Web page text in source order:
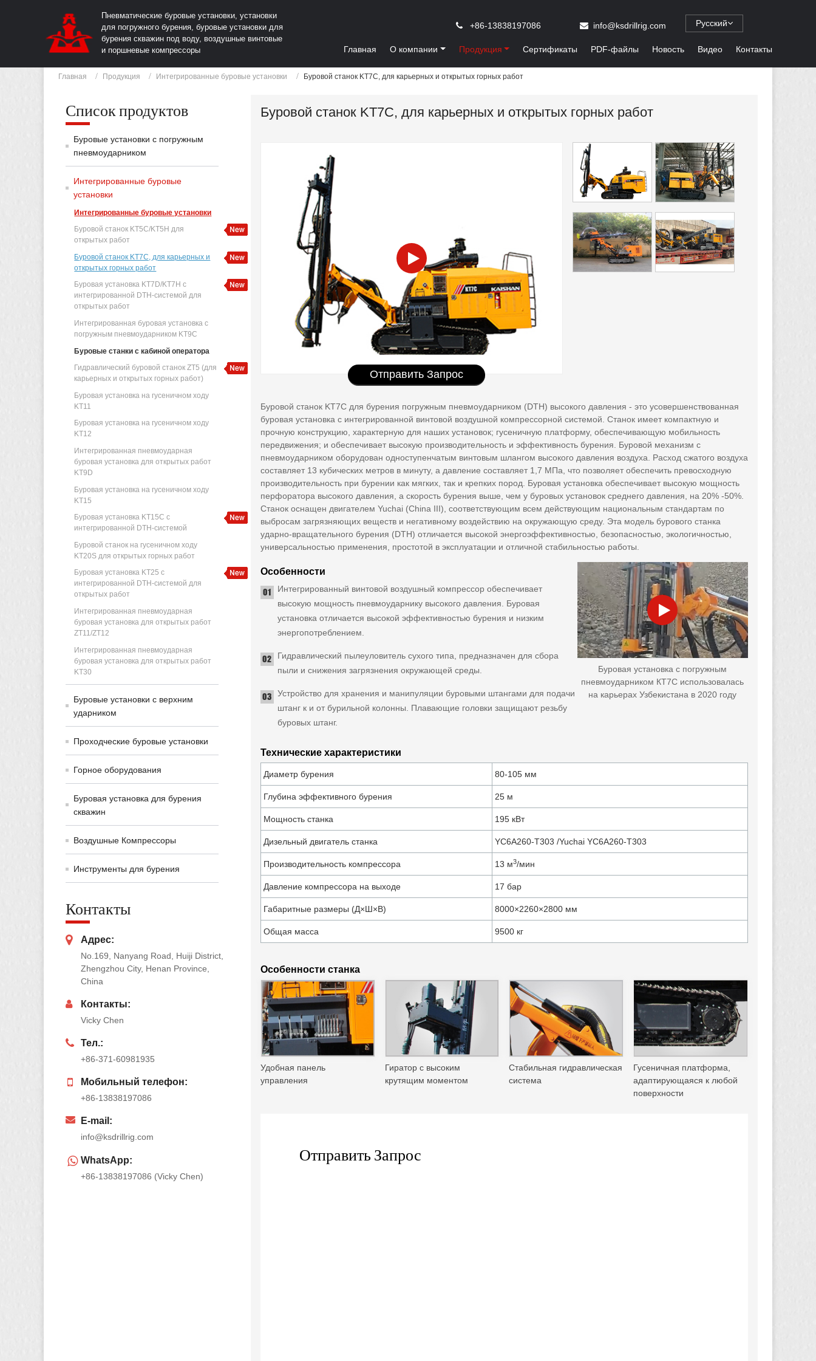
Пневматические буровые установки, установки
для погружного бурения, буровые установки для
бурения скважин под воду, воздушные винтовые
и поршневые компрессоры
Русский
+86-13838197086 info@ksdrillrig.com
Главная О компании Продукция Сертификаты PDF-файлы Новость Видео Контакты
Главная Продукция Интегрированные буровые установки Буровой станок KT7C, для карьерных и открытых горных работ
Буровой станок KT7C, для карьерных и открытых горных работ
Отправить Запрос
Буровой станок KT7C для бурения погружным пневмоударником (DTH) высокого давления - это усовершенствованная
буровая установка с интегрированной винтовой воздушной компрессорной системой. Станок имеет компактную и
прочную конструкцию, характерную для наших установок; гусеничную платформу, обеспечивающую мобильность
передвижения; и обеспечивает высокую производительность и эффективность бурения. Буровой механизм с
пневмоударником оборудован одноступенчатым винтовым шлангом высокого давления воздуха. Расход сжатого воздуха
составляет 13 кубических метров в минуту, а давление составляет 1,7 МПа, что позволяет обеспечить превосходную
производительность при бурении как мягких, так и крепких пород. Буровая установка обеспечивает высокую мощность
перфоратора высокого давления, а скорость бурения выше, чем у буровых установок среднего давления, на 20% -50%.
Станок оснащен двигателем Yuchai (China III), соответствующим всем действующим национальным стандартам по
выбросам загрязняющих веществ и негативному воздействию на окружающую среду. Эта модель бурового станка
ударно-вращательного бурения (DTH) отличается высокой энергоэффективностью, безопасностью, экологичностью,
универсальностью применения, простотой в эксплуатации и отличной стабильностью работы.
Буровая установка с погружным
пневмоударником КТ7С использовалась
на карьерах Узбекистана в 2020 году
Особенности
Интегрированный винтовой воздушный компрессор обеспечивает
высокую мощность пневмоударнику высокого давления. Буровая
установка отличается высокой эффективностью бурения и низким
энергопотреблением.
Гидравлический пылеуловитель сухого типа, предназначен для сбора
пыли и снижения загрязнения окружающей среды.
Устройство для хранения и манипуляции буровыми штангами для подачи
штанг к и от бурильной колонны. Плавающие головки защищают резьбу
буровых штанг.
Технические характеристики
Диаметр бурения 80-105 мм
Глубина эффективного бурения 25 м
Мощность станка 195 кВт
Дизельный двигатель станка YC6A260-T303 /Yuchai YC6A260-T303
Производительность компрессора 13 м3/мин
Давление компрессора на выходе 17 бар
Габаритные размеры (Д×Ш×В) 8000×2260×2800 мм
Общая масса 9500 кг
Особенности станка
Удобная панель
управления
Гиратор с высоким
крутящим моментом
Стабильная гидравлическая
система
Гусеничная платформа,
адаптирующаяся к любой
поверхности
Отправить Запрос
Список продуктов
Буровые установки с погружным
пневмоударником
Интегрированные буровые
установки
Интегрированные буровые установки
Буровой станок KT5C/KT5H для
открытых работ
Буровой станок KT7C, для карьерных и
открытых горных работ
Буровая установка KT7D/KT7H с
интегрированной DTH-системой для
открытых работ
Интегрированная буровая установка с
погружным пневмоударником KT9C
Буровые станки с кабиной оператора
Гидравлический буровой станок ZT5 (для
карьерных и открытых горных работ)
Буровая установка на гусеничном ходу
KT11
Буровая установка на гусеничном ходу
KT12
Интегрированная пневмоударная
буровая установка для открытых работ
KT9D
Буровая установка на гусеничном ходу
KT15
Буровая установка KT15C с
интегрированной DTH-системой
Буровой станок на гусеничном ходу
KT20S для открытых горных работ
Буровая установка KT25 с
интегрированной DTH-системой для
открытых работ
Интегрированная пневмоударная
буровая установка для открытых работ
ZT11/ZT12
Интегрированная пневмоударная
буровая установка для открытых работ
KT30
Буровые установки с верхним
ударником
Проходческие буровые установки
Горное оборудования
Буровая установка для бурения
скважин
Воздушные Компрессоры
Инструменты для бурения
Контакты
Адрес:
No.169, Nanyang Road, Huiji District,
Zhengzhou City, Henan Province,
China
Контакты:
Vicky Chen
Тел.:
+86-371-60981935
Мобильный телефон:
+86-13838197086
E-mail:
info@ksdrillrig.com
WhatsApp:
+86-13838197086 (Vicky Chen)